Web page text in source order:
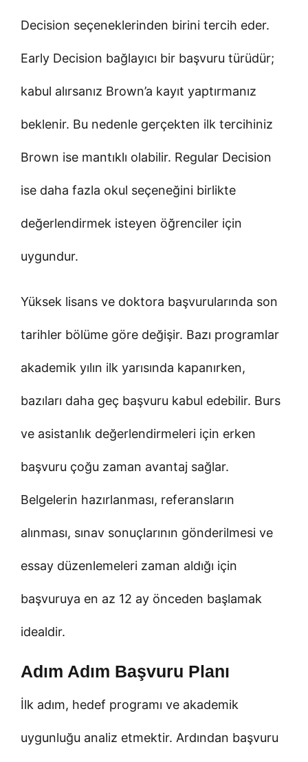
Decision seçeneklerinden birini tercih eder.
Early Decision bağlayıcı bir başvuru türüdür;
kabul alırsanız Brown’a kayıt yaptırmanız
beklenir. Bu nedenle gerçekten ilk tercihiniz
Brown ise mantıklı olabilir. Regular Decision
ise daha fazla okul seçeneğini birlikte
değerlendirmek isteyen öğrenciler için
uygundur.
Yüksek lisans ve doktora başvurularında son
tarihler bölüme göre değişir. Bazı programlar
akademik yılın ilk yarısında kapanırken,
bazıları daha geç başvuru kabul edebilir. Burs
ve asistanlık değerlendirmeleri için erken
başvuru çoğu zaman avantaj sağlar.
Belgelerin hazırlanması, referansların
alınması, sınav sonuçlarının gönderilmesi ve
essay düzenlemeleri zaman aldığı için
başvuruya en az 12 ay önceden başlamak
idealdir.
Adım Adım Başvuru Planı
İlk adım, hedef programı ve akademik
uygunluğu analiz etmektir. Ardından başvuru